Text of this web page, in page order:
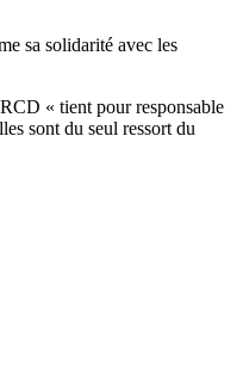
sa solidarité avec les
« tient pour responsable
sont du seul ressort du